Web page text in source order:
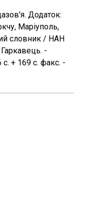
Додаток:
Маріуполь,
словник / НАН
Гаркавець. -
+ 169 с. факс. -